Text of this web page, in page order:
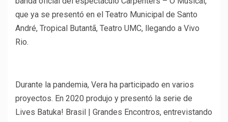
que ya se presentó en el Teatro Municipal de Santo
André, Tropical Butantã, Teatro UMC, llegando a Vivo
Rio.
Durante la pandemia, Vera ha participado en varios
proyectos. En 2020 produjo y presentó la serie de
Lives Batuka! Brasil | Grandes Encontros, entrevistando